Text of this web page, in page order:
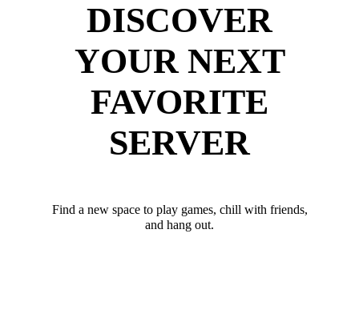
DISCOVER
YOUR NEXT
FAVORITE
SERVER
Find a new space to play games, chill with friends,
and hang out.